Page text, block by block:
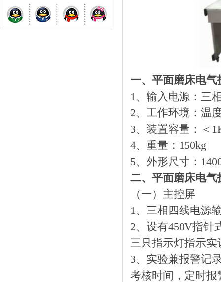
一、平面磨床电
1、输入电源：三
2、工作环境：温
3、装置容量：＜
4、重量：150kg
5、外形尺寸：
二、平面磨床电
（一）主控屏
1、三相四线电源
2、设有450V指针
三只指示灯指示
3、实验兼报警记
考核时间，定时